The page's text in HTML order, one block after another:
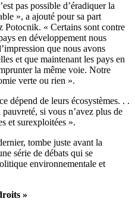
pas possible d’éradiquer la
», a ajouté pour sa part
Potocnik. « Certains sont contre
en développement nous
que nous avons
et que maintenant les pays en
la même voie. Notre
verte ou rien ».
dépend de leurs écosystèmes. . .
si vous n’avez plus de
et surexploitées ».
tombe juste avant la
série de débats qui se
environnementale et
»